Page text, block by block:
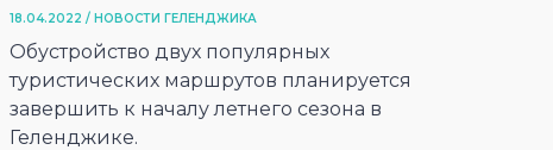
18.04.2022 / НОВОСТИ ГЕЛЕНДЖИКА
Обустройство двух популярных
туристических маршрутов планируется
завершить к началу летнего сезона в
Геленджике.